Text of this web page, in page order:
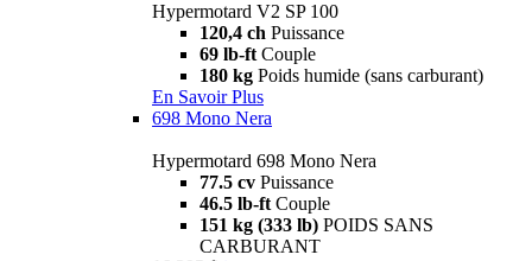
Hypermotard V2 SP 100
120,4 ch Puissance
69 lb-ft Couple
180 kg Poids humide (sans carburant)
En Savoir Plus
698 Mono Nera
Hypermotard 698 Mono Nera
77.5 cv Puissance
46.5 lb-ft Couple
151 kg (333 lb) POIDS SANS
CARBURANT